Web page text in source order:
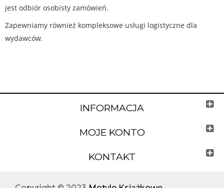
jest odbiór osobisty zamówień.
Zapewniamy również kompleksowe usługi logistyczne dla
wydawców.
INFORMACJA
MOJE KONTO
KONTAKT